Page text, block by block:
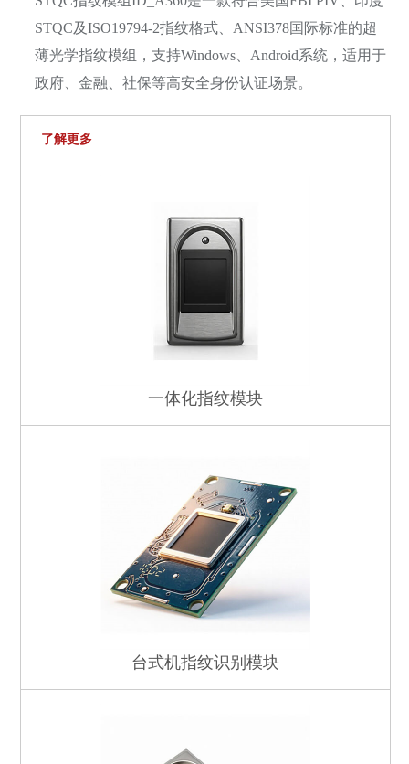
STQC及ISO19794-2指纹格式、ANSI378国际标准的超
薄光学指纹模组，支持Windows、Android系统，适用于
政府、金融、社保等高安全身份认证场景。
了解更多
一体化指纹模块
台式机指纹识别模块